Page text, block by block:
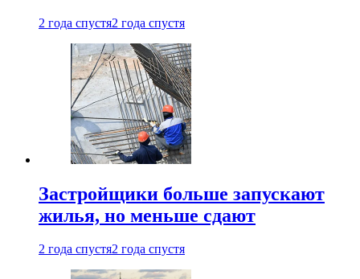
2 года спустя2 года спустя
Застройщики больше запускают
жилья, но меньше сдают
2 года спустя2 года спустя